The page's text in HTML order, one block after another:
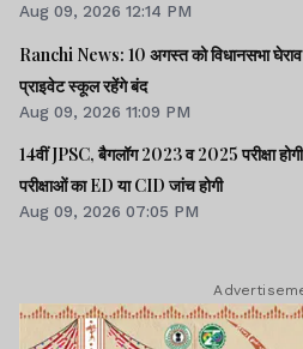
Aug 09, 2026 12:14 PM
Ranchi News: 10 अगस्त को विधानसभा
प्राइवेट स्कूल रहेंगे बंद
Aug 09, 2026 11:09 PM
14वीं JPSC, बैगलॉग 2023 व 2025 परीक्षा
परीक्षाओं का ED या CID जांच होगी
Aug 09, 2026 07:05 PM